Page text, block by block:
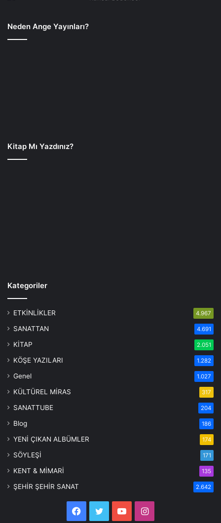
Neden Ange Yayınları?
Kitap Mı Yazdınız?
Kategoriler
ETKİNLİKLER 4.967
SANATTAN 4.691
KİTAP 2.051
KÖŞE YAZILARI 1.282
Genel 1.027
KÜLTÜREL MİRAS 317
SANATTUBE 204
Blog 186
YENİ ÇIKAN ALBÜMLER 174
SÖYLEŞİ 171
KENT & MİMARİ 135
ŞEHİR ŞEHİR SANAT 2.642
Facebook
TwitterYouTubeInstagram